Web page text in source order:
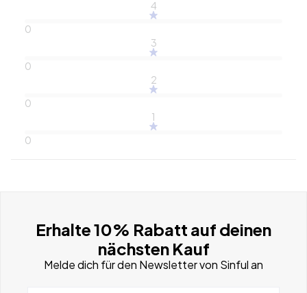
4
0
3
0
2
0
1
0
Erhalte 10% Rabatt auf deinen
nächsten Kauf
Melde dich für den Newsletter von Sinful an